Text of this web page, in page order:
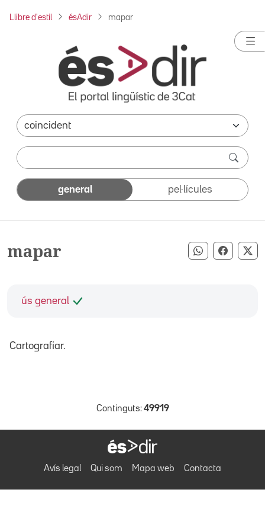
Llibre d'estil ésAdir mapar
general pel·lícules
mapar Compartir
ús general
Cartografiar.
Continguts: 49919
Avís legal Qui som Mapa web Contacta